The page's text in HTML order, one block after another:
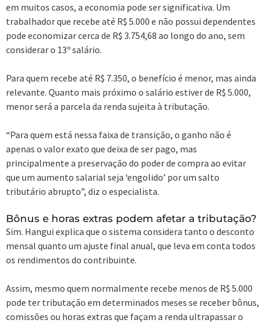
em muitos casos, a economia pode ser significativa. Um
trabalhador que recebe até R$ 5.000 e não possui dependentes
pode economizar cerca de R$ 3.754,68 ao longo do ano, sem
considerar o 13º salário.
Para quem recebe até R$ 7.350, o benefício é menor, mas ainda
relevante. Quanto mais próximo o salário estiver de R$ 5.000,
menor será a parcela da renda sujeita à tributação.
“Para quem está nessa faixa de transição, o ganho não é
apenas o valor exato que deixa de ser pago, mas
principalmente a preservação do poder de compra ao evitar
que um aumento salarial seja ‘engolido’ por um salto
tributário abrupto”, diz o especialista.
Bônus e horas extras podem afetar a tributação?
Sim. Hangui explica que o sistema considera tanto o desconto
mensal quanto um ajuste final anual, que leva em conta todos
os rendimentos do contribuinte.
Assim, mesmo quem normalmente recebe menos de R$ 5.000
pode ter tributação em determinados meses se receber bônus,
comissões ou horas extras que façam a renda ultrapassar o